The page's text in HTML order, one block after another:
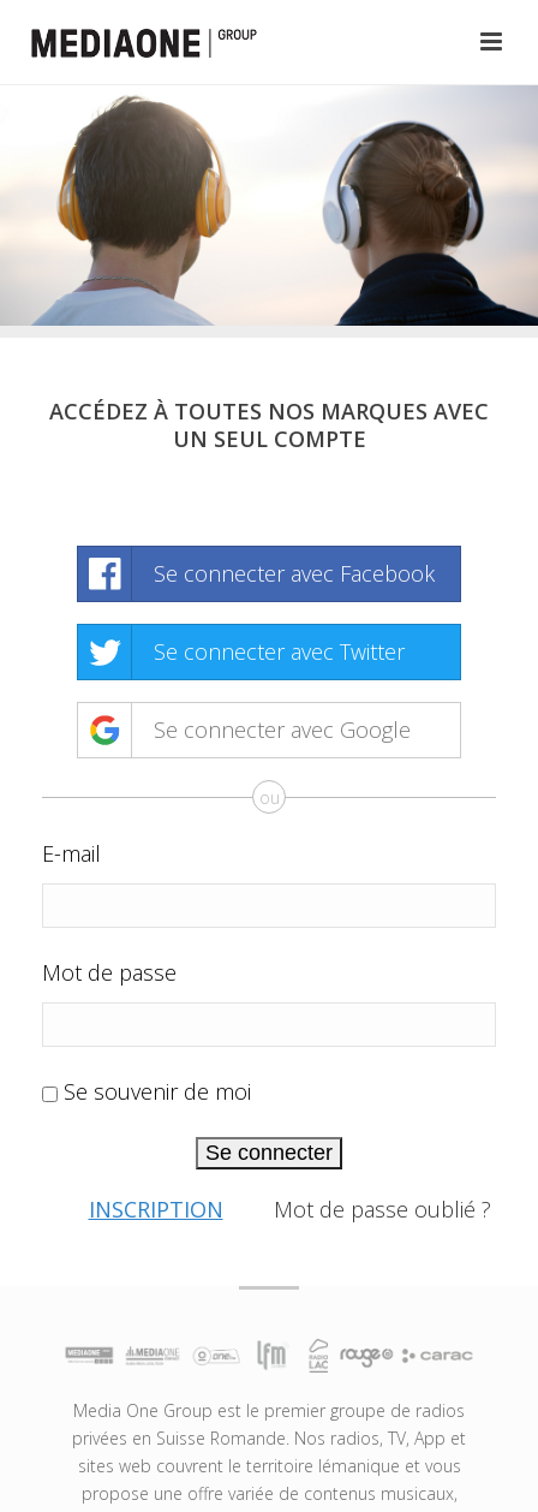
ACCÉDEZ À TOUTES NOS MARQUES AVEC
UN SEUL COMPTE
Se connecter avec Facebook
Se connecter avec Twitter
Se connecter avec Google
ou
E-mail
Mot de passe
Se souvenir de moi
Se connecter
INSCRIPTION Mot de passe oublié ?
Media One Group est le premier groupe de radios
privées en Suisse Romande. Nos radios, TV, App et
sites web couvrent le territoire lémanique et vous
propose une offre variée de contenus musicaux,